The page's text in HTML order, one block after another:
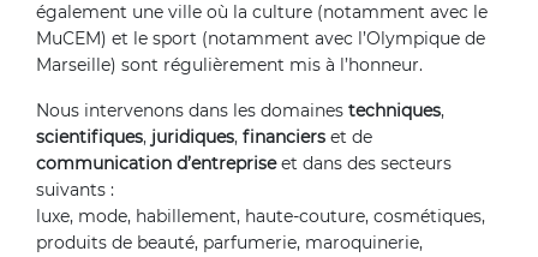
également une ville où la culture (notamment avec le
MuCEM) et le sport (notamment avec l’Olympique de
Marseille) sont régulièrement mis à l’honneur.
Nous intervenons dans les domaines techniques,
scientifiques, juridiques, financiers et de
communication d’entrepriseet dans des secteurs
suivants :
luxe, mode, habillement, haute-couture, cosmétiques,
produits de beauté, parfumerie, maroquinerie,